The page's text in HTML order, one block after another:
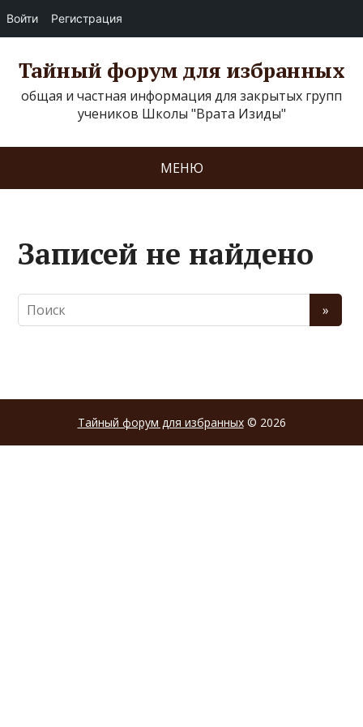
Войти Регистрация
Тайный форум для избранных
общая и частная информация для закрытых групп
учеников Школы "Врата Изиды"
МЕНЮ
Записей не найдено
Тайный форум для избранных© 2026